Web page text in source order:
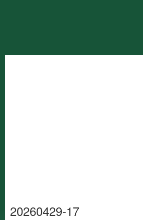
20260429-17